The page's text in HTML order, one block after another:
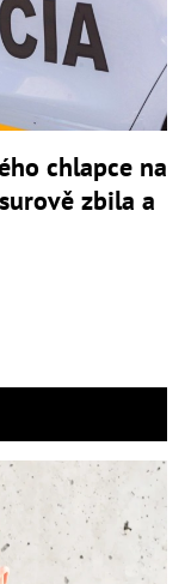
chlapce na
zbila a